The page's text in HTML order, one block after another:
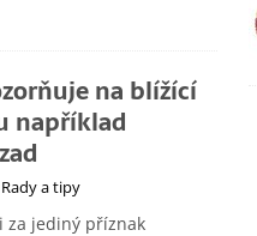
na blížící
například
Rady a tipy
za jediný příznak